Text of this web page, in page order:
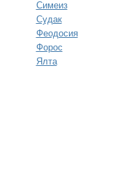
Симеиз
Судак
Феодосия
Форос
Ялта